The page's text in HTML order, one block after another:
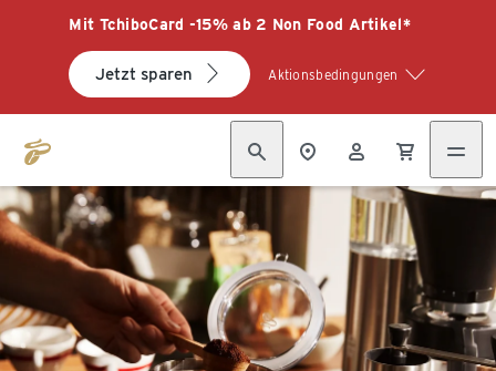
Mit TchiboCard -15% ab 2 Non Food Artikel*
Jetzt sparen Aktionsbedingungen